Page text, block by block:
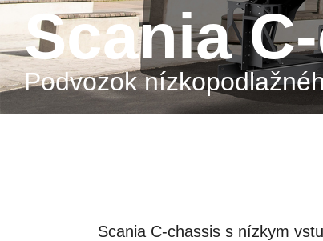
Scania
Podvozok
Scania C-chassis s nízkym